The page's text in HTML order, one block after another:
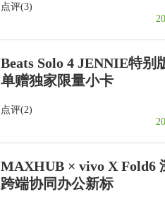
点评(3)
Beats Solo 4 JENNIE特
单赠独家限量小卡
点评(2)
MAXHUB × vivo X Fold6
跨端协同办公新标